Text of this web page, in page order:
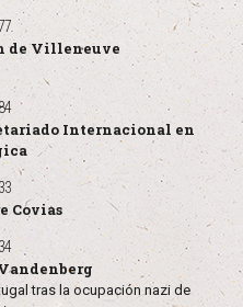
de Villeneuve
Covias
tras la ocupación nazi de